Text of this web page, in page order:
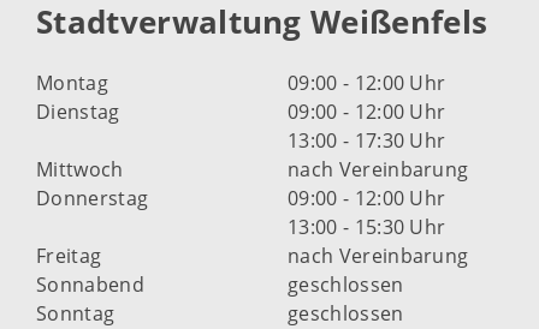
Stadtverwaltung Weißenfels
Montag
09:00 - 12:00 Uhr
Dienstag
09:00 - 12:00 Uhr
13:00 - 17:30 Uhr
Mittwoch
nach Vereinbarung
Donnerstag
09:00 - 12:00 Uhr
13:00 - 15:30 Uhr
Freitag
nach Vereinbarung
Sonnabend
geschlossen
Sonntag
geschlossen